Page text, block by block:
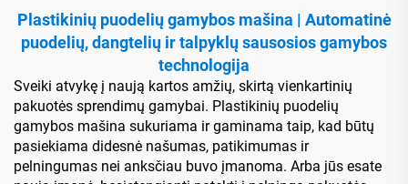
Plastikinių puodelių gamybos mašina | Automatinė
puodelių, dangtelių ir talpyklų sausosios gamybos
technologija
Sveiki atvykę į naują kartos amžių, skirtą vienkartinių
pakuotės sprendimų gamybai. Plastikinių puodelių
gamybos mašina sukuriama ir gaminama taip, kad būtų
pasiekiama didesnė našumas, patikimumas ir
pelningumas nei anksčiau buvo įmanoma. Arba jūs esate